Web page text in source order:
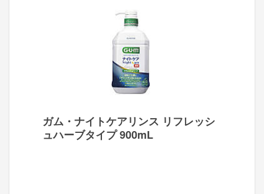
ガム・ナイトケアリンス リフレッシ
ュハーブタイプ 900mL